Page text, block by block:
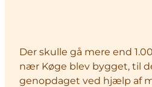
Der skulle gå mere end
nær Køge blev bygget, til
genopdaget ved hjælp af